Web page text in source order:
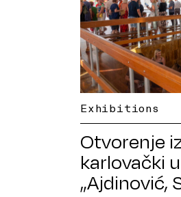
Exhibitions
Otvorenje
karlovački
„Ajdinović,